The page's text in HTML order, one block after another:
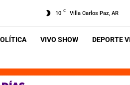
10 C Villa Carlos Paz, AR
VIVO SHOW DEPORTE